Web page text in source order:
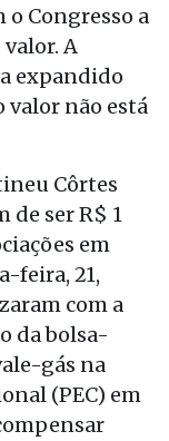
Congresso a
A
expandido
valor não está
Côrtes
de ser R$ 1
em
feira, 21,
com a
da bolsa-
gás na
(PEC) em